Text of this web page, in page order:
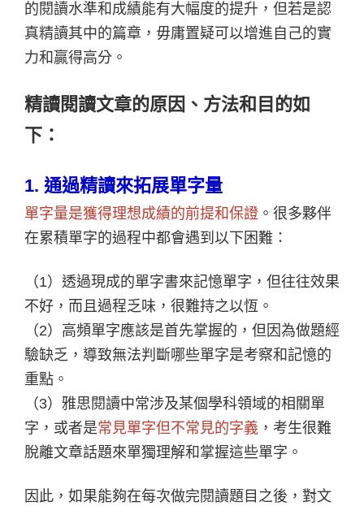
的閱讀水準和成績能有大幅度的提升，但若是認
真精讀其中的篇章，毋庸置疑可以增進自己的實
力和贏得高分。
精讀閱讀文章的原因、方法和目的如
下：
1. 通過精讀來拓展單字量
單字量是獲得理想成績的前提和保證 。很多夥伴
在累積單字的過程中都會遇到以下困難：
（1）透過現成的單字書來記憶單字，但往往效果
不好，而且過程乏味，很難持之以恆。
（2）高頻單字應該是首先掌握的，但因為做題經
驗缺乏，導致無法判斷哪些單字是考察和記憶的
重點。
（3）雅思閱讀中常涉及某個學科領域的相關單
字，或者是常見單字但不常見的字義 ，考生很難
脫離文章話題來單獨理解和掌握這些單字。
因此，如果能夠在每次做完閱讀題目之後，對文